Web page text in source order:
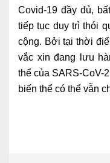
Covid-19 đầy đủ,
tiếp tục duy trì thói
cộng. Bởi tại thời
vắc xin đang lưu
thể của SARS-CoV-
biến thể có thể vẫn